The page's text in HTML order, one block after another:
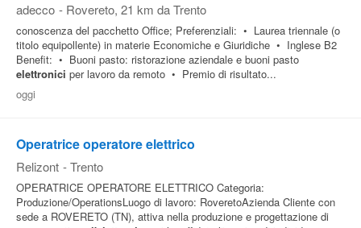
adecco - Rovereto, 21 km da Trento
conoscenza del pacchetto Office; Preferenziali: • Laurea triennale (o
titolo equipollente) in materie Economiche e Giuridiche • Inglese B2
Benefit: • Buoni pasto: ristorazione aziendale e buoni pasto
elettronici per lavoro da remoto • Premio di risultato...
oggi
Operatrice operatore elettrico
Relizont - Trento
OPERATRICE OPERATORE ELETTRICO Categoria:
Produzione/OperationsLuogo di lavoro: RoveretoAzienda Cliente con
sede a ROVERETO (TN), attiva nella produzione e progettazione di